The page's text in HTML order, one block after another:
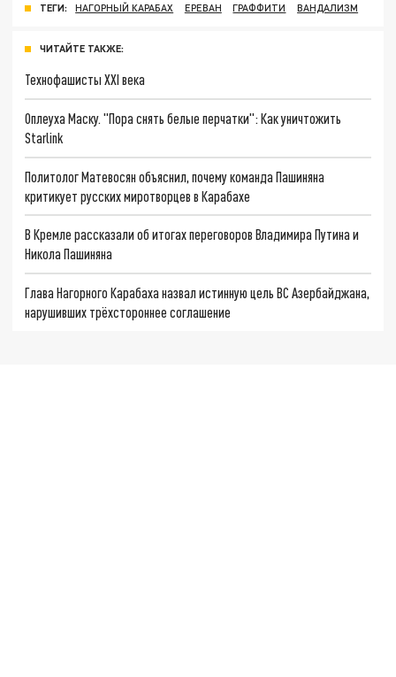
ТЕГИ: НАГОРНЫЙ КАРАБАХ ЕРЕВАН ГРАФФИТИ ВАНДАЛИЗМ
ЧИТАЙТЕ ТАКЖЕ:
Технофашисты XXI века
Оплеуха Маску. "Пора снять белые перчатки": Как уничтожить
Starlink
Политолог Матевосян объяснил, почему команда Пашиняна
критикует русских миротворцев в Карабахе
В Кремле рассказали об итогах переговоров Владимира Путина и
Никола Пашиняна
Глава Нагорного Карабаха назвал истинную цель ВС Азербайджана,
нарушивших трёхстороннее соглашение